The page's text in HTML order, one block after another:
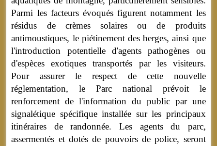
Parmi les facteurs évoqués figurent notamment les
résidus de crèmes solaires ou de produits
antimoustiques, le piétinement des berges, ainsi que
l'introduction potentielle d'agents pathogènes ou
d'espèces exotiques transportés par les visiteurs.
Pour assurer le respect de cette nouvelle
réglementation, le Parc national prévoit le
renforcement de l'information du public par une
signalétique spécifique installée sur les principaux
itinéraires de randonnée. Les agents du parc,
assermentés et dotés de pouvoirs de police, seront